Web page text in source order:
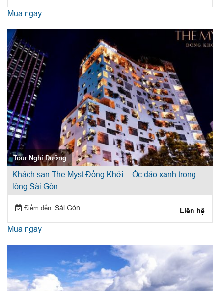
Mua ngay
Tour Nghỉ Dưỡng
Khách sạn The Myst Đồng Khởi – Ốc đảo xanh trong
lòng Sài Gòn
Điểm đến: Sài Gòn Liên hệ
Mua ngay